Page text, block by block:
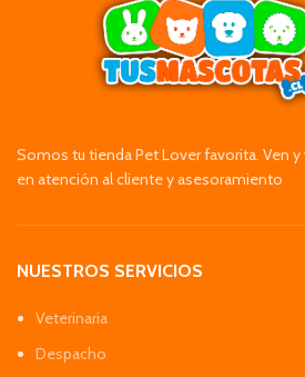
Somos tu tienda Pet Lover favorita. Ven
en atención al cliente y asesoramiento
NUESTROS SERVICIOS
Veterinaria
Despacho